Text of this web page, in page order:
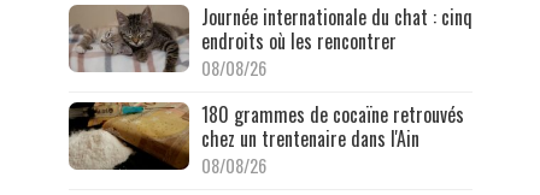
Journée internationale du chat : cinq
endroits où les rencontrer
08/08/26
180 grammes de cocaïne retrouvés
chez un trentenaire dans l'Ain
08/08/26